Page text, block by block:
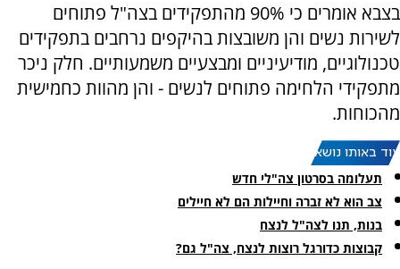
בצבא אומרים כי 90% מהתפקידים בצה"ל פתוחים
לשירות נשים והן משובצות בהיקפים נרחבים בתפקידים
טכנולוגיים, מודיעיניים ומבצעיים משמעותיים. חלק ניכר
מתפקידי הלחימה פתוחים לנשים - והן מהוות כחמישית
מהכוחות.
עוד באותו נושא:
תעלומה בסרטון צה"לי חדש
צב הוא לא זברה וחיילות הם לא חיילים
בנות, תנו לצה"ל לנצח
קבוצות כדורגל רוצות לנצח, צה"ל גם?